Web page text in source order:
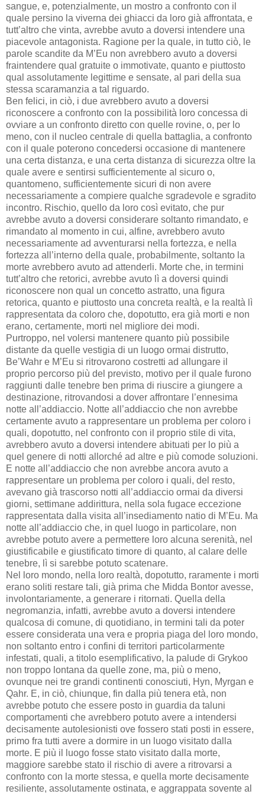
sangue, e, potenzialmente, un mostro a confronto con il
quale persino la viverna dei ghiacci da loro già affrontata, e
tutt’altro che vinta, avrebbe avuto a doversi intendere una
piacevole antagonista. Ragione per la quale, in tutto ciò, le
parole scandite da M’Eu non avrebbero avuto a doversi
fraintendere qual gratuite o immotivate, quanto e piuttosto
qual assolutamente legittime e sensate, al pari della sua
stessa scaramanzia a tal riguardo.
Ben felici, in ciò, i due avrebbero avuto a doversi
riconoscere a confronto con la possibilità loro concessa di
ovviare a un confronto diretto con quelle rovine, o, per lo
meno, con il nucleo centrale di quella battaglia, a confronto
con il quale poterono concedersi occasione di mantenere
una certa distanza, e una certa distanza di sicurezza oltre la
quale avere e sentirsi sufficientemente al sicuro o,
quantomeno, sufficientemente sicuri di non avere
necessariamente a compiere qualche sgradevole e sgradito
incontro. Rischio, quello da loro così evitato, che pur
avrebbe avuto a doversi considerare soltanto rimandato, e
rimandato al momento in cui, alfine, avrebbero avuto
necessariamente ad avventurarsi nella fortezza, e nella
fortezza all’interno della quale, probabilmente, soltanto la
morte avrebbero avuto ad attenderli. Morte che, in termini
tutt’altro che retorici, avrebbe avuto lì a doversi quindi
riconoscere non qual un concetto astratto, una figura
retorica, quanto e piuttosto una concreta realtà, e la realtà lì
rappresentata da coloro che, dopotutto, era già morti e non
erano, certamente, morti nel migliore dei modi.
Purtroppo, nel volersi mantenere quanto più possibile
distante da quelle vestigia di un luogo ormai distrutto,
Be’Wahr e M’Eu si ritrovarono costretti ad allungare il
proprio percorso più del previsto, motivo per il quale furono
raggiunti dalle tenebre ben prima di riuscire a giungere a
destinazione, ritrovandosi a dover affrontare l’ennesima
notte all’addiaccio. Notte all’addiaccio che non avrebbe
certamente avuto a rappresentare un problema per coloro i
quali, dopotutto, nel confronto con il proprio stile di vita,
avrebbero avuto a doversi intendere abituati per lo più a
quel genere di notti allorché ad altre e più comode soluzioni.
E notte all’addiaccio che non avrebbe ancora avuto a
rappresentare un problema per coloro i quali, del resto,
avevano già trascorso notti all’addiaccio ormai da diversi
giorni, settimane addirittura, nella sola fugace eccezione
rappresentata dalla visita all’insediamento natio di M’Eu. Ma
notte all’addiaccio che, in quel luogo in particolare, non
avrebbe potuto avere a permettere loro alcuna serenità, nel
giustificabile e giustificato timore di quanto, al calare delle
tenebre, lì si sarebbe potuto scatenare.
Nel loro mondo, nella loro realtà, dopotutto, raramente i morti
erano soliti restare tali, già prima che Midda Bontor avesse,
involontariamente, a generare i ritornati. Quella della
negromanzia, infatti, avrebbe avuto a doversi intendere
qualcosa di comune, di quotidiano, in termini tali da poter
essere considerata una vera e propria piaga del loro mondo,
non soltanto entro i confini di territori particolarmente
infestati, quali, a titolo esemplificativo, la palude di Grykoo
non troppo lontana da quelle zone, ma, più o meno,
ovunque nei tre grandi continenti conosciuti, Hyn, Myrgan e
Qahr. E, in ciò, chiunque, fin dalla più tenera età, non
avrebbe potuto che essere posto in guardia da taluni
comportamenti che avrebbero potuto avere a intendersi
decisamente autolesionisti ove fossero stati posti in essere,
primo fra tutti avere a dormire in un luogo visitato dalla
morte. E più il luogo fosse stato visitato dalla morte,
maggiore sarebbe stato il rischio di avere a ritrovarsi a
confronto con la morte stessa, e quella morte decisamente
resiliente, assolutamente ostinata, e aggrappata sovente al